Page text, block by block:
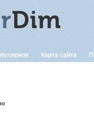
Карта сайта